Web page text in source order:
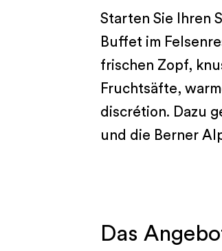
Starten Sie Ihren
Buffet im
frischen Zopf,
Fruchtsäfte,
discrétion. Dazu
und die Berner
Das